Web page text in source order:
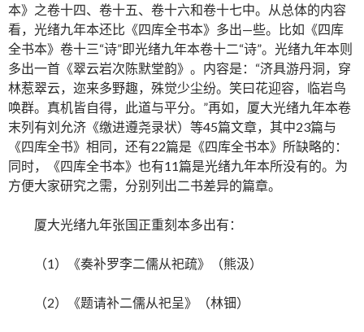
本》之卷十四、卷十五、卷十六和卷十七中。从总体的内容
看，光绪九年本还比《四库全书本》多出—些。比如《四库
全书本》卷十三“诗”即光绪九年本卷十二“诗”。光绪九年本则
多出一首《翠云岩次陈默堂韵》。内容是：“济具游丹洞，穿
林惹翠云，迩来多野趣，殊觉少尘纷。笑曰花迎容，临岩鸟
唤群。真机皆自得，此道与平分。”再如，厦大光绪九年本卷
末列有刘允济《缴进遵尧录状）等45篇文章，其中23篇与
《四库全书》相同，还有22篇是《四库全书本》所缺略的：
同时，《四库全书本》也有11篇是光绪九年本所没有的。为
方便大家研究之需，分别列出二书差异的篇章。
厦大光绪九年张国正重刻本多出有：
（1）《奏补罗李二儒从祀疏》（熊汲）
（2）《题请补二儒从祀呈》（林钿）